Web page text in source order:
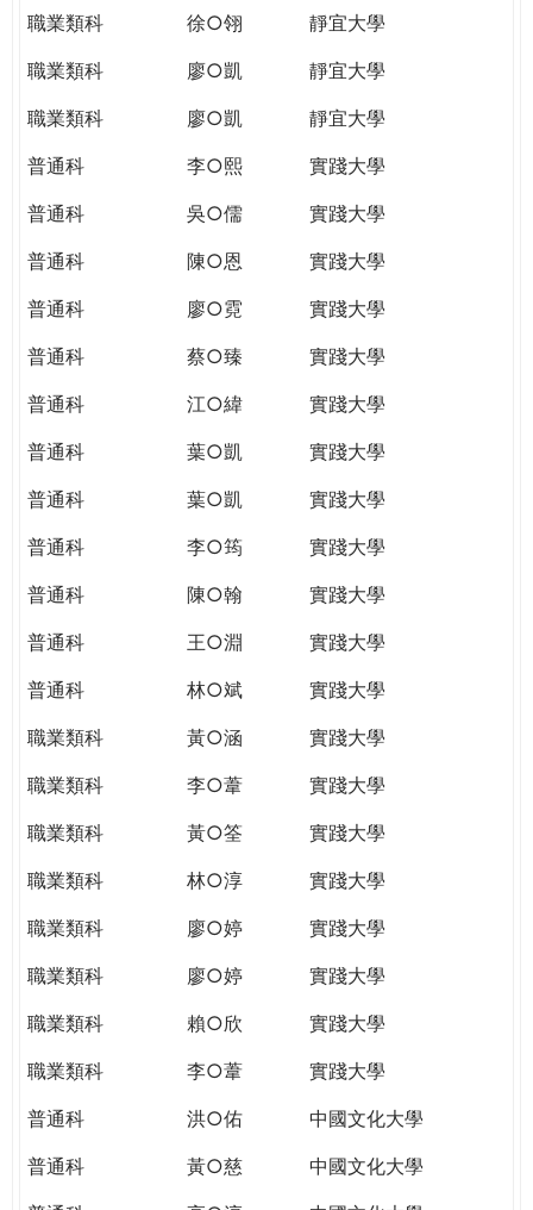
職業類科
徐○翎
靜宜大學
職業類科
廖○凱
靜宜大學
職業類科
廖○凱
靜宜大學
普通科
李○熙
實踐大學
普通科
吳○儒
實踐大學
普通科
陳○恩
實踐大學
普通科
廖○霓
實踐大學
普通科
蔡○臻
實踐大學
普通科
江○緯
實踐大學
普通科
葉○凱
實踐大學
普通科
葉○凱
實踐大學
普通科
李○筠
實踐大學
普通科
陳○翰
實踐大學
普通科
王○淵
實踐大學
普通科
林○斌
實踐大學
職業類科
黃○涵
實踐大學
職業類科
李○葦
實踐大學
職業類科
黃○筌
實踐大學
職業類科
林○淳
實踐大學
職業類科
廖○婷
實踐大學
職業類科
廖○婷
實踐大學
職業類科
賴○欣
實踐大學
職業類科
李○葦
實踐大學
普通科
洪○佑
中國文化大學
普通科
黃○慈
中國文化大學